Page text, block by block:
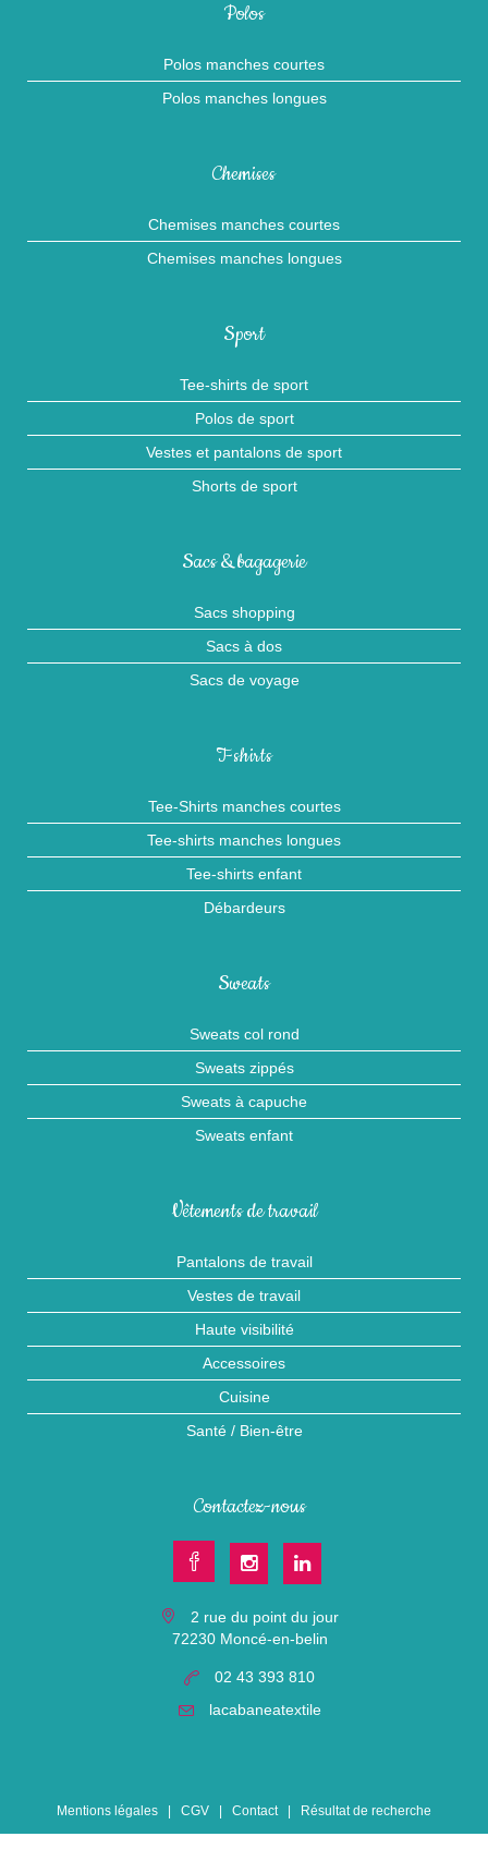
Polos
Polos manches courtes
Polos manches longues
Chemises
Chemises manches courtes
Chemises manches longues
Sport
Tee-shirts de sport
Polos de sport
Vestes et pantalons de sport
Shorts de sport
Sacs & bagagerie
Sacs shopping
Sacs à dos
Sacs de voyage
T-shirts
Tee-Shirts manches courtes
Tee-shirts manches longues
Tee-shirts enfant
Débardeurs
Sweats
Sweats col rond
Sweats zippés
Sweats à capuche
Sweats enfant
Vêtements de travail
Pantalons de travail
Vestes de travail
Haute visibilité
Accessoires
Cuisine
Santé / Bien-être
Contactez-nous
2 rue du point du jour
72230 Moncé-en-belin
02 43 393 810
lacabaneatextile
Mentions légales CGV Contact| Résultat de recherche